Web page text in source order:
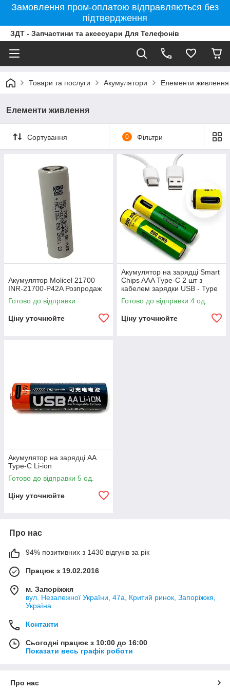
Замовлення пром-оплатою відправляються без
підтвердження
ЗДТ - Запчастини та аксесуари Для Телефонів
Товари та послуги Акумулятори Елементи живлення
Елементи живлення
Сортування 0 Фільтри
Акумулятор Molicel 21700
INR-21700-P42A Розпродаж
Готово до відправки
Ціну уточнюйте
Акумулятор на зарядці Smart
Chips AAA Type-C 2 шт з
кабелем зарядки USB - Type
C Li-ion
Готово до відправки 4 од.
Ціну уточнюйте
Акумулятор на зарядці AA
Type-C Li-ion
Готово до відправки 5 од.
Ціну уточнюйте
Про нас
94% позитивних з 1430 відгуків за рік
Працює з 19.02.2016
м. Запоріжжя
вул. Незалежної України, 47а, Критий ринок, Запоріжжя,
Україна
Контакти
Сьогодні працює з 10:00 до 16:00
Показати весь графік роботи
Про нас